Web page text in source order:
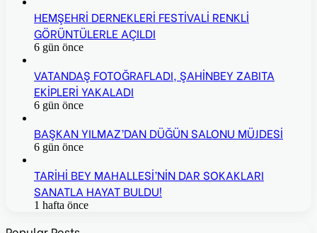
HEMŞEHRİ DERNEKLERİ FESTİVALİ RENKLİ
GÖRÜNTÜLERLE AÇILDI
6 gün önce
VATANDAŞ FOTOĞRAFLADI, ŞAHİNBEY ZABITA
EKİPLERİ YAKALADI
6 gün önce
BAŞKAN YILMAZ’DAN DÜĞÜN SALONU MÜJDESİ
6 gün önce
TARİHİ BEY MAHALLESİ’NİN DAR SOKAKLARI
SANATLA HAYAT BULDU!
1 hafta önce